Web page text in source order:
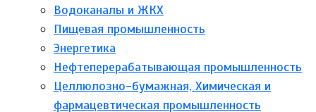
Водоканалы и ЖКХ
Пищевая промышленность
Энергетика
Нефтеперерабатывающая промышленность
Целлюлозно-бумажная, Химическая и
фармацевтическая промышленность